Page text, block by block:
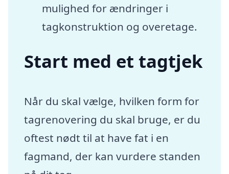
mulighed for ændringer i
tagkonstruktion og overetage.
Start med et tagtjek
Når du skal vælge, hvilken form for
tagrenovering du skal bruge, er du
oftest nødt til at have fat i en
fagmand, der kan vurdere standen